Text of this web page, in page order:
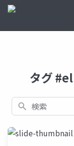
タグ
検索